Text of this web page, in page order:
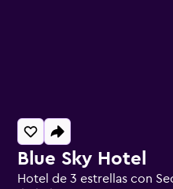
Blue Sky Hotel
Hotel de 3 estrellas con